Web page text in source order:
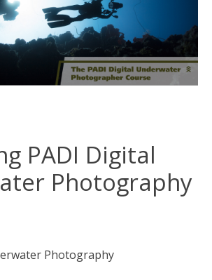
PADI Digital
Photography
Photography